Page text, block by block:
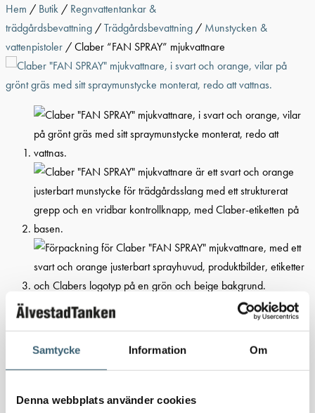
Samtycke Information Om
Denna webbplats använder cookies
Hem / Butik / Regnvattentankar &
trädgårdsbevattning /Trädgårdsbevattning / Munstycken &
vattenpistoler / Claber “FAN SPRAY” mjukvattnare
Claber “FAN SPRAY”